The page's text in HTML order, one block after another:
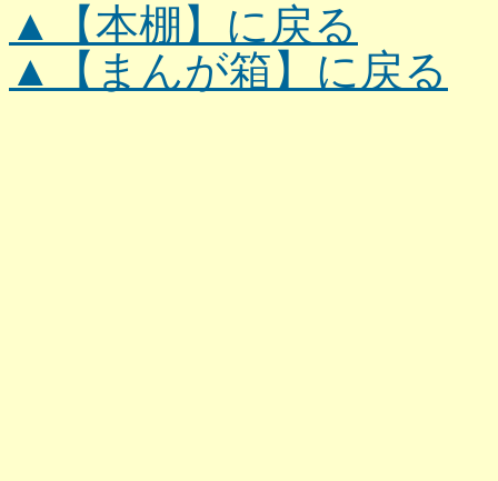
▲【本棚】に戻る
▲【まんが箱】に戻る